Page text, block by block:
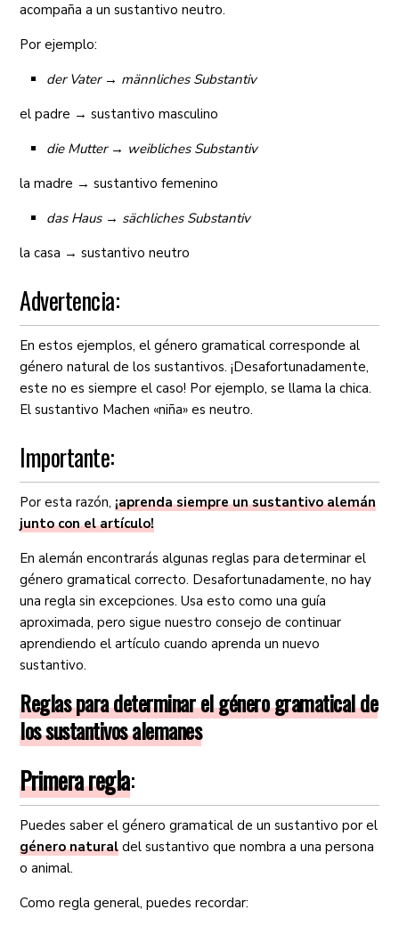
acompaña a un sustantivo neutro.
Por ejemplo:
der Vater → männliches Substantiv
el padre → sustantivo masculino
die Mutter → weibliches Substantiv
la madre → sustantivo femenino
das Haus → sächliches Substantiv
la casa → sustantivo neutro
Advertencia:
En estos ejemplos, el género gramatical corresponde al
género natural de los sustantivos. ¡Desafortunadamente,
este no es siempre el caso! Por ejemplo, se llama la chica.
El sustantivo Machen «niña» es neutro.
Importante:
Por esta razón,¡aprenda siempre un sustantivo alemán
junto con el artículo!
En alemán encontrarás algunas reglas para determinar el
género gramatical correcto. Desafortunadamente, no hay
una regla sin excepciones. Usa esto como una guía
aproximada, pero sigue nuestro consejo de continuar
aprendiendo el artículo cuando aprenda un nuevo
sustantivo.
Reglas para determinar el género gramatical de
los sustantivos alemanes
Primera regla:
Puedes saber el género gramatical de un sustantivo por el
género natural del sustantivo que nombra a una persona
o animal.
Como regla general, puedes recordar: